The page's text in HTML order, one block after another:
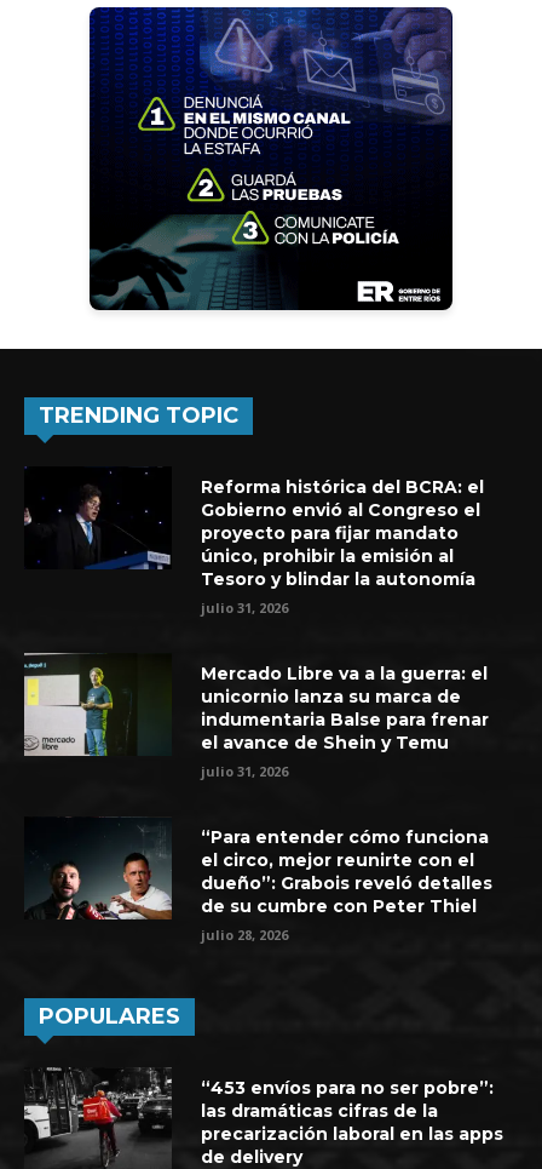
TRENDING TOPIC
Reforma histórica del BCRA: el
Gobierno envió al Congreso el
proyecto para fijar mandato
único, prohibir la emisión al
Tesoro y blindar la autonomía
julio 31, 2026
Mercado Libre va a la guerra: el
unicornio lanza su marca de
indumentaria Balse para frenar
el avance de Shein y Temu
julio 31, 2026
“Para entender cómo funciona
el circo, mejor reunirte con el
dueño”: Grabois reveló detalles
de su cumbre con Peter Thiel
julio 28, 2026
POPULARES
“453 envíos para no ser pobre”:
las dramáticas cifras de la
precarización laboral en las apps
de delivery